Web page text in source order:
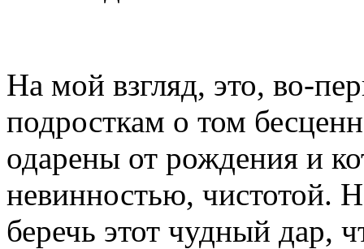
На мой взгляд, это, во-
подросткам о том
одарены от рождения и
невинностью, чистотой.
беречь этот чудный дар,